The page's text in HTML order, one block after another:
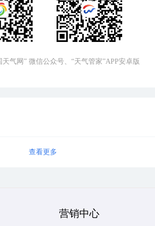
气网” 微信公众号、“天气管家”APP安卓版
查看更多
营销中心